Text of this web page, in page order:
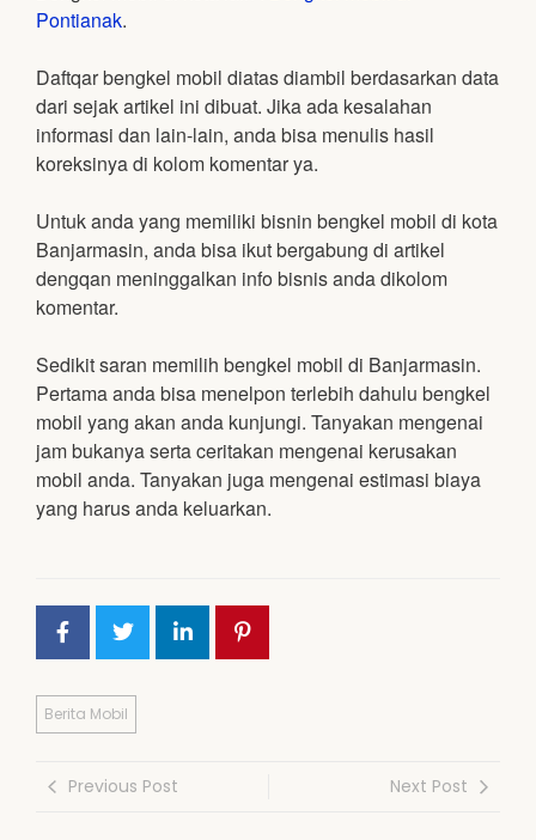
Pontianak.
Daftqar bengkel mobil diatas diambil berdasarkan data
dari sejak artikel ini dibuat. Jika ada kesalahan
informasi dan lain-lain, anda bisa menulis hasil
koreksinya di kolom komentar ya.
Untuk anda yang memiliki bisnin bengkel mobil di kota
Banjarmasin, anda bisa ikut bergabung di artikel
dengqan meninggalkan info bisnis anda dikolom
komentar.
Sedikit saran memilih bengkel mobil di Banjarmasin.
Pertama anda bisa menelpon terlebih dahulu bengkel
mobil yang akan anda kunjungi. Tanyakan mengenai
jam bukanya serta ceritakan mengenai kerusakan
mobil anda. Tanyakan juga mengenai estimasi biaya
yang harus anda keluarkan.
Berita Mobil
Previous Post Next Post